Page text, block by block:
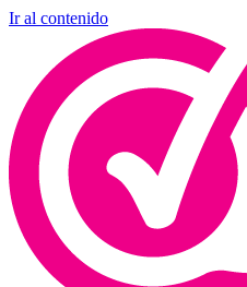
Ir al contenido